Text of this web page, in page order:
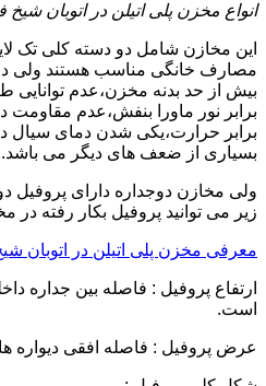
انواع مخزن پلی اتیلن در اتوبان
این مخازن شامل دو دسته کلی تک
مصارف خانگی مناسب هستند ولی در
برابر نور ماورا بنفش،عدم
برابر حرارت،یکی شدن دمای
بسیاری از ضعف های دیگر می باشد.
زیر می توانید پروفیل بکار رفته در
معرفی مخزن پلی اتیلن در اتوبان
است.
عرض پروفیل : فاصله افقی دیواره های پروفیل می